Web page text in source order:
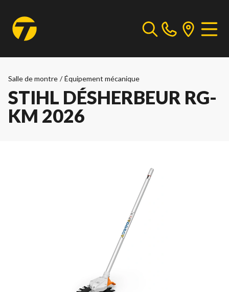
Salle de montre / Équipement mécanique
STIHL DÉSHERBEUR RG-
KM 2026